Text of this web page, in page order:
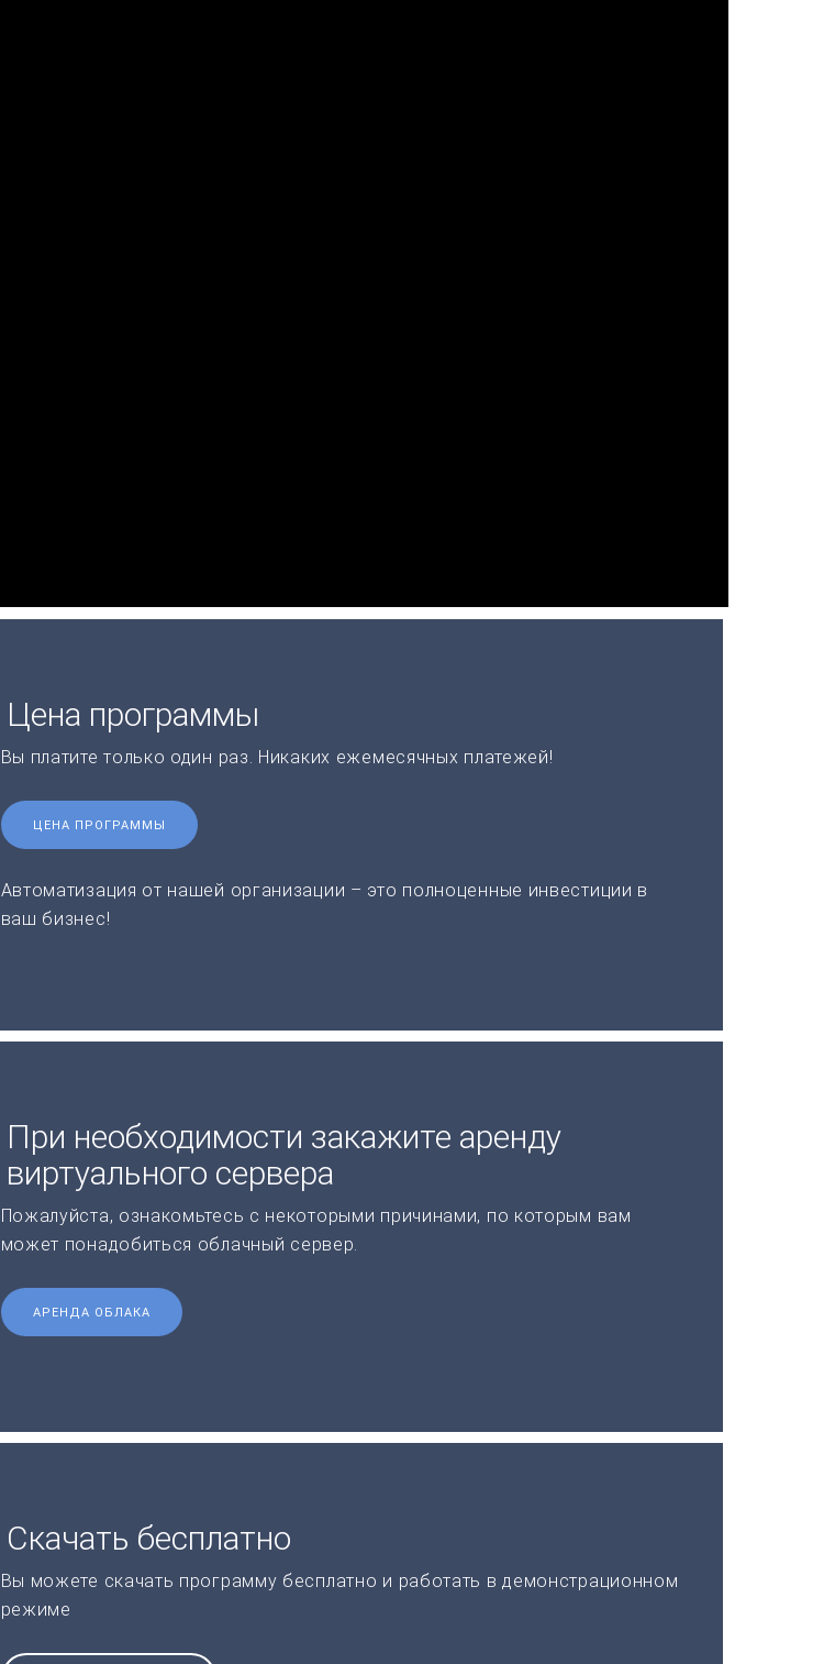
Цена программы
Вы платите только один раз. Никаких ежемесячных платежей!
ЦЕНА ПРОГРАММЫ
Автоматизация от нашей организации – это полноценные инвестиции в
ваш бизнес!
При необходимости закажите аренду
виртуального сервера
Пожалуйста, ознакомьтесь с некоторыми причинами, по которым вам
может понадобиться облачный сервер.
АРЕНДА ОБЛАКА
Скачать бесплатно
Вы можете скачать программу бесплатно и работать в демонстрационном
режиме